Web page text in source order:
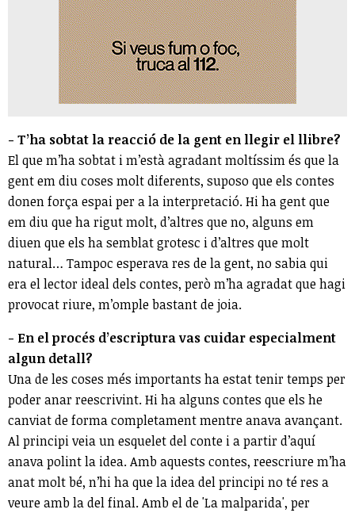
- T’ha sobtat la reacció de la gent en llegir el llibre?
El que m’ha sobtat i m’està agradant moltíssim és que la
gent em diu coses molt diferents, suposo que els contes
donen força espai per a la interpretació. Hi ha gent que
em diu que ha rigut molt, d’altres que no, alguns em
diuen que els ha semblat grotesc i d’altres que molt
natural… Tampoc esperava res de la gent, no sabia qui
era el lector ideal dels contes, però m’ha agradat que hagi
provocat riure, m’omple bastant de joia.
- En el procés d’escriptura vas cuidar especialment
algun detall?
Una de les coses més importants ha estat tenir temps per
poder anar reescrivint. Hi ha alguns contes que els he
canviat de forma completament mentre anava avançant.
Al principi veia un esquelet del conte i a partir d’aquí
anava polint la idea. Amb aquests contes, reescriure m’ha
anat molt bé, n’hi ha que la idea del principi no té res a
veure amb la del final. Amb el de 'La malparida', per